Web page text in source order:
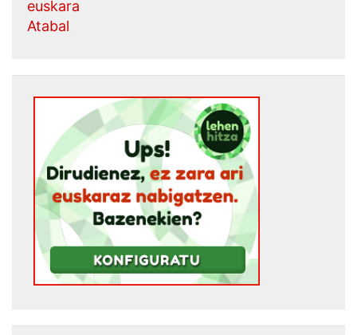
euskara
Atabal